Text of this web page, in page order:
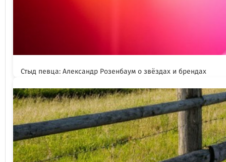
Стыд певца: Александр Розенбаум о звёздах и брендах